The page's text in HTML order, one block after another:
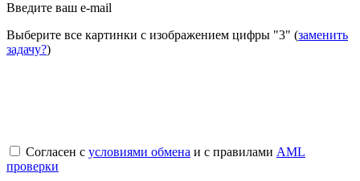
Введите ваш e-mail
Выберите все картинки с изображением цифры "3" (заменить
задачу?)
Согласен с условиями обмена и с правилами AML
проверки